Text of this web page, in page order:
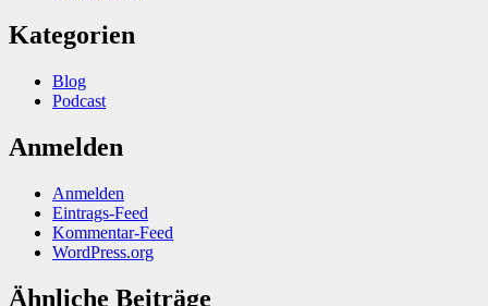
Kategorien
Blog
Podcast
Anmelden
Anmelden
Eintrags-Feed
Kommentar-Feed
WordPress.org
Ähnliche Beiträge